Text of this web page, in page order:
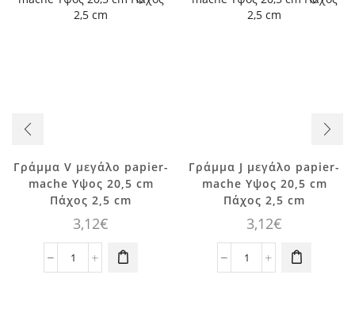
Γράμμα V μεγάλο papier-
mache Yψος 20,5 cm
Πάχος 2,5 cm
3,12€
Γράμμα
Γράμμα J μεγάλο papier-
mache Yψος 20,5 cm
Πάχος 2,5 cm
3,12€
Γράμμα